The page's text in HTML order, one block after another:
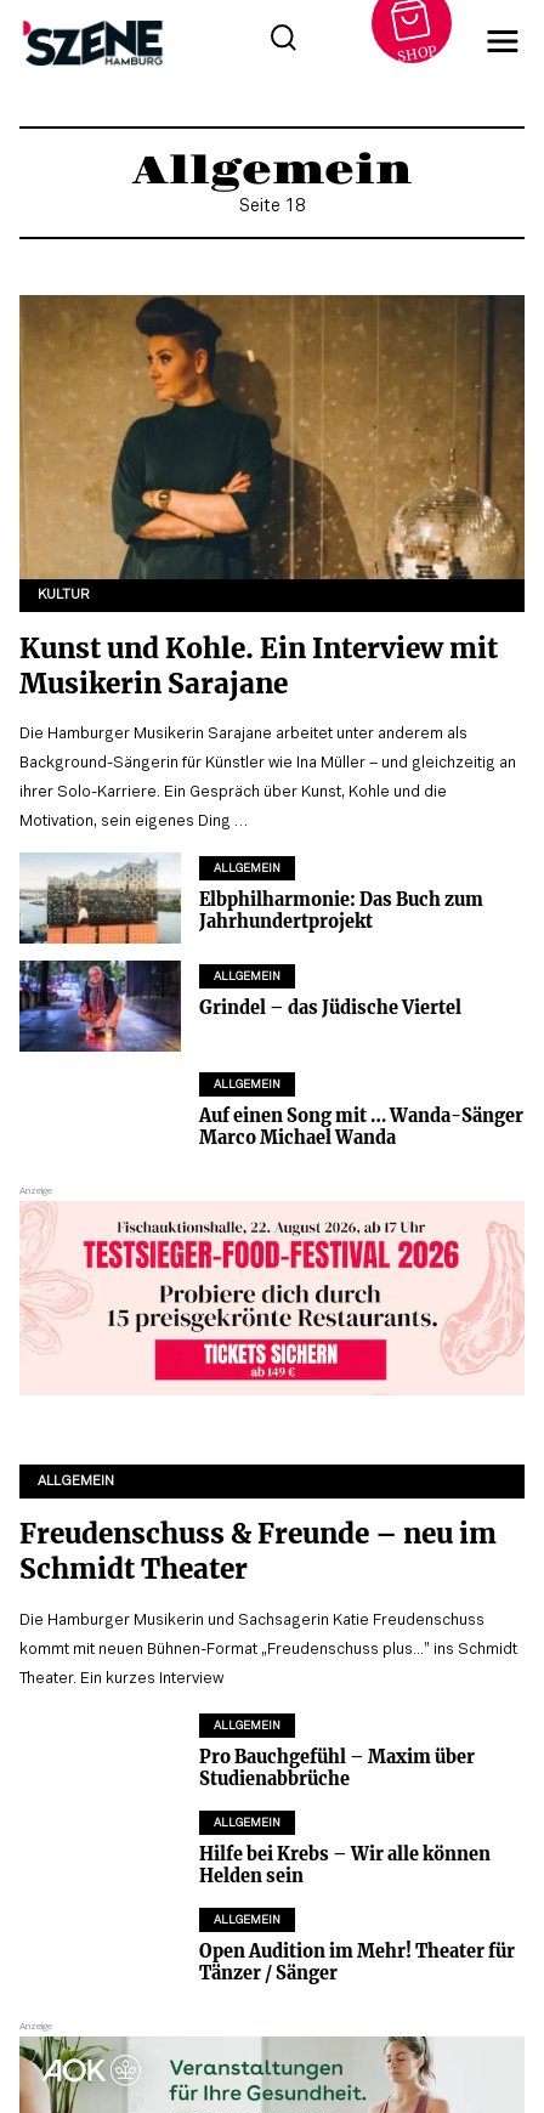
Inhalt
SHOP
Allgemein
Seite 18
KULTUR
Kunst und Kohle. Ein Interview mit
Musikerin Sarajane
Die Hamburger Musikerin Sarajane arbeitet unter anderem als
Background-Sängerin für Künstler wie Ina Müller – und gleichzeitig an
ihrer Solo-Karriere. Ein Gespräch über Kunst, Kohle und die
Motivation, sein eigenes Ding …
ALLGEMEIN
Elbphilharmonie: Das Buch zum
Jahrhundertprojekt
ALLGEMEIN
Grindel – das Jüdische Viertel
ALLGEMEIN
Auf einen Song mit … Wanda-Sänger
Marco Michael Wanda
ALLGEMEIN
Freudenschuss & Freunde – neu im
Schmidt Theater
Die Hamburger Musikerin und Sachsagerin Katie Freudenschuss
kommt mit neuen Bühnen-Format „Freudenschuss plus...” ins Schmidt
Theater. Ein kurzes Interview
ALLGEMEIN
Pro Bauchgefühl – Maxim über
Studienabbrüche
ALLGEMEIN
Hilfe bei Krebs – Wir alle können
Helden sein
ALLGEMEIN
Open Audition im Mehr! Theater für
Tänzer / Sänger